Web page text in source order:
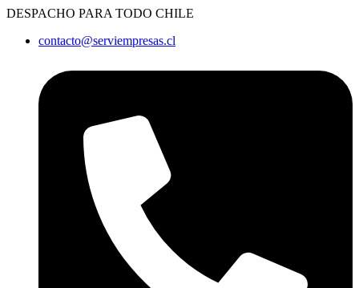
Ir
contenido
DESPACHO PARA TODO CHILE
contacto@serviempresas.cl